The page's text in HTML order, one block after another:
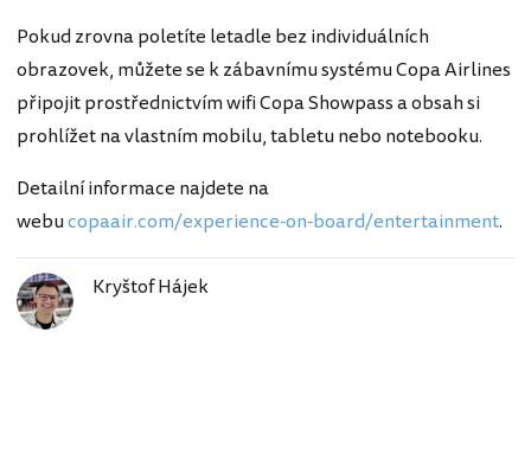
Pokud zrovna poletíte letadle bez individuálních
obrazovek, můžete se k zábavnímu systému Copa Airlines
připojit prostřednictvím wifi Copa Showpass a obsah si
prohlížet na vlastním mobilu, tabletu nebo notebooku.
Detailní informace najdete na
webucopaair.com/experience-on-board/entertainment.
Kryštof Hájek